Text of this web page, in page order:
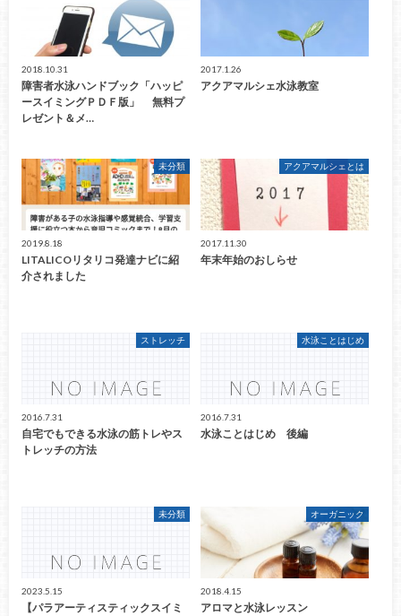
2018.10.31
障害者水泳ハンドブック「ハッピ
ースイミングＰＤＦ版」 無料プ
レゼント＆メ…
2017.1.26
アクアマルシェ水泳教室
未分類
2019.8.18
LITALICOリタリコ発達ナビに紹
介されました
アクアマルシェとは
2017.11.30
年末年始のおしらせ
ストレッチ
2016.7.31
自宅でもできる水泳の筋トレやス
トレッチの方法
水泳ことはじめ
2016.7.31
水泳ことはじめ 後編
未分類
2023.5.15
【パラアーティスティックスイミ
オーガニック
2018.4.15
アロマと水泳レッスン